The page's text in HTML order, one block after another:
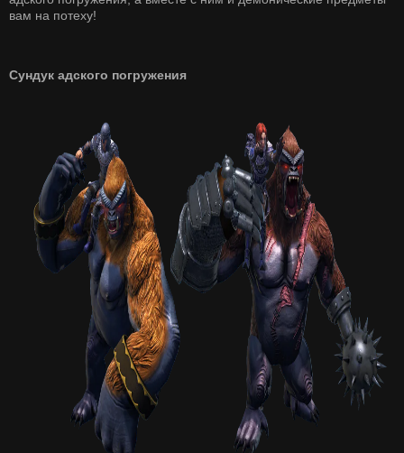
вам на потеху!
Сундук адского погружения